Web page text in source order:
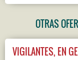
OTRAS
VIGILANTES, EN